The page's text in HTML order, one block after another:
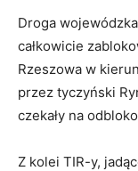
Droga
całkowicie
Rzeszowa w
przez tyczyński
czekały na
Z kolei TIR-y,